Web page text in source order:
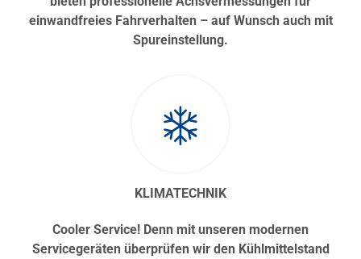
einwandfreies Fahrverhalten – auf Wunsch auch mit
Spureinstellung.
KLIMATECHNIK
Cooler Service! Denn mit unseren modernen
Servicegeräten überprüfen wir den Kühlmittelstand